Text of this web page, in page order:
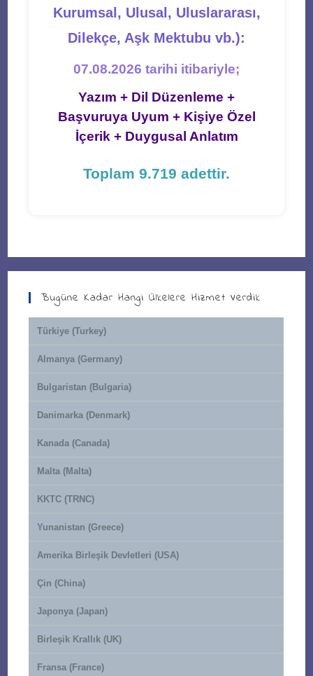
Kurumsal, Ulusal, Uluslararası,
Dilekçe, Aşk Mektubu vb.):
07.08.2026 tarihi itibariyle;
Yazım + Dil Düzenleme +
Başvuruya Uyum + Kişiye Özel
İçerik + Duygusal Anlatım
Toplam 9.719 adettir.
Bugüne Kadar Hangi Ülkelere Hizmet Verdik
Türkiye (Turkey)
Almanya (Germany)
Bulgaristan (Bulgaria)
Danimarka (Denmark)
Kanada (Canada)
Malta (Malta)
KKTC (TRNC)
Yunanistan (Greece)
Amerika Birleşik Devletleri (USA)
Çin (China)
Japonya (Japan)
Birleşik Krallık (UK)
Fransa (France)